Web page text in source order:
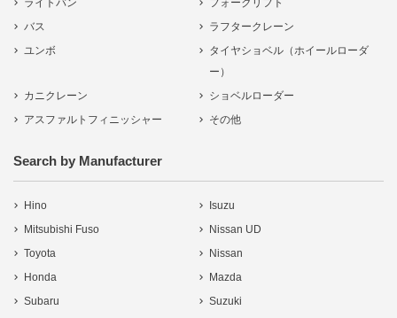
ライトバン
フォークリフト
バス
ラフタークレーン
ユンボ
タイヤショベル（ホイールローダ
ー）
カニクレーン
ショベルローダー
アスファルトフィニッシャー
その他
Search by Manufacturer
Hino
Isuzu
Mitsubishi Fuso
Nissan UD
Toyota
Nissan
Honda
Mazda
Subaru
Suzuki